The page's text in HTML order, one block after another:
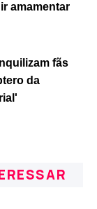
amamentar
fãs
da